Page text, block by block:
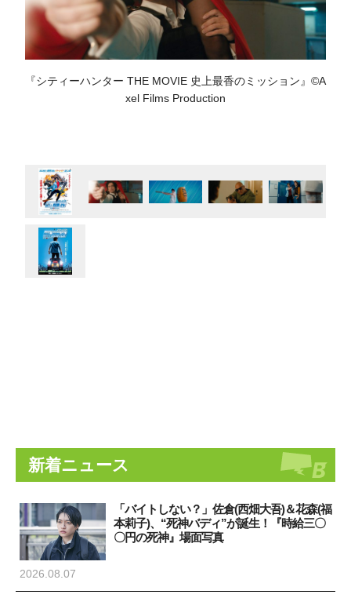
『シティーハンター THE MOVIE 史上最香のミッション』©A
xel Films Production
新着ニュース
「バイトしない？」佐倉(西畑大吾)＆花森(福
本莉子)、“死神バディ”が誕生！『時給三〇
〇円の死神』場面写真
2026.08.07